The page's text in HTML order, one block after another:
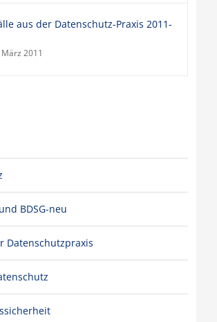
aus der Datenschutz-Praxis 2011-
2011
BDSG-neu
Datenschutzpraxis